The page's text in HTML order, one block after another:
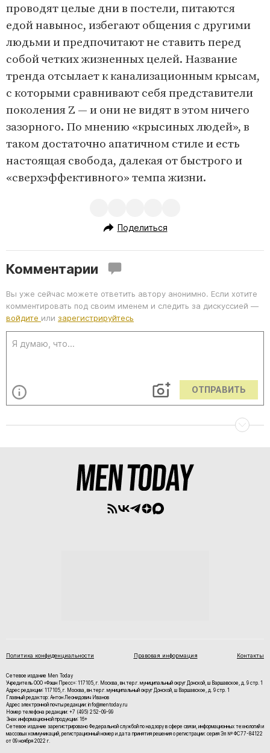
проводят целые дни в постели, питаются
едой навынос, избегают общения с другими
людьми и предпочитают не ставить перед
собой четких жизненных целей. Название
тренда отсылает к канализационным крысам,
с которыми сравнивают себя представители
поколения Z — и они не видят в этом ничего
зазорного. По мнению «крысиных людей», в
таком достаточно апатичном стиле и есть
настоящая свобода, далекая от быстрого и
«сверхэффективного» темпа жизни.
Поделиться
Комментарии
Вы уже сейчас можете ответить автору анонимно. Если хотите
комментировать под своим именем и следить за дискуссией —
войдите или зарегистрируйтесь
ОТПРАВИТЬ
Политика конфиденциальности Правовая информация Контакты
Сетевое издание Men Today
Учредитель ООО «Фэшн Пресс»: 117105, г. Москва, вн.тер.г. муниципальный округ Донской, ш Варшавское, д. 9 стр. 1
Адрес редакции: 117105, г. Москва, вн.тер.г. муниципальный округ Донской, ш Варшавское, д. 9 стр. 1
Главный редактор: Антон Леонидович Иванов
Адрес электронной почты редакции: info@mentoday.ru
Номер телефона редакции: +7 (495) 252-09-99
Знак информационной продукции: 16+
Cетевое издание зарегистрировано Федеральной службой по надзору в сфере связи, информационных технологий и
массовых коммуникаций, регистрационный номер и дата принятия решения о регистрации: серия Эл № ФС77-84122
от 09 ноября 2022 г.